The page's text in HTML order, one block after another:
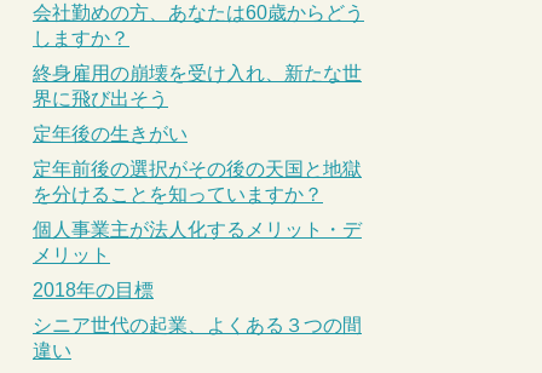
会社勤めの方、あなたは60歳からどう
しますか？
終身雇用の崩壊を受け入れ、新たな世
界に飛び出そう
定年後の生きがい
定年前後の選択がその後の天国と地獄
を分けることを知っていますか？
個人事業主が法人化するメリット・デ
メリット
2018年の目標
シニア世代の起業、よくある３つの間
違い